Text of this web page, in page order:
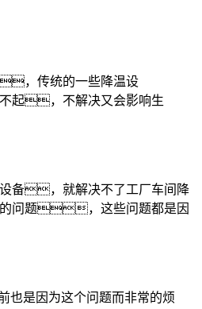
，传统的一些降温设
，不解决又会影响生
备，就解决不了工厂车间降
问题，这些问题都是因
是因为这个问题而非常的烦